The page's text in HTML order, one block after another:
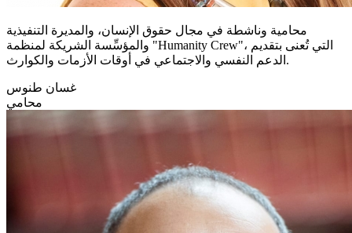
محامية وناشطة في مجال حقوق الإنسان، والمديرة التنفيذية
والمؤسِّسة الشريكة لمنظمة "Humanity Crew"، التي تُعنى بتقديم
الدعم النفسي والاجتماعي في أوقات الأزمات والكوارث.
غسان طنوس
محامي